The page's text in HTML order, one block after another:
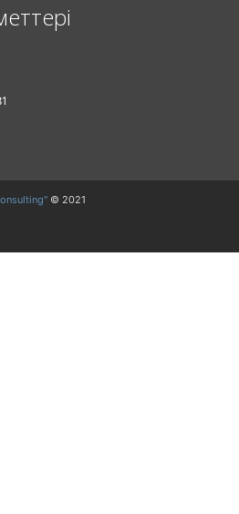
© 2021